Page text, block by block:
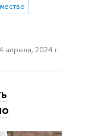
апреля, 2024 г.